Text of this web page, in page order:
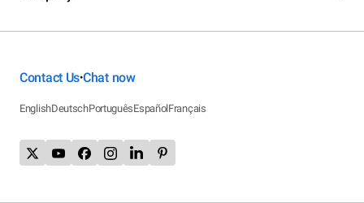
Contact Us•Chat now
EnglishDeutschPortuguêsEspañolFrançais